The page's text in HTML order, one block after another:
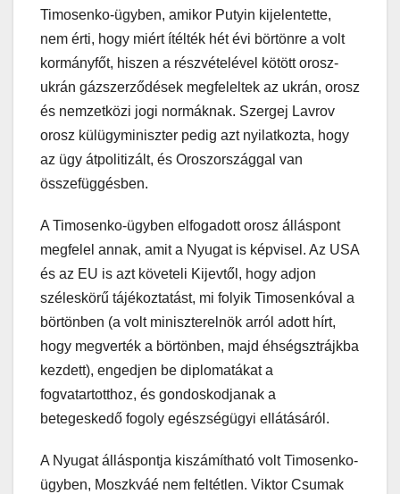
Timosenko-ügyben, amikor Putyin kijelentette,
nem érti, hogy miért ítélték hét évi börtönre a volt
kormányfőt, hiszen a részvételével kötött orosz-
ukrán gázszerződések megfeleltek az ukrán, orosz
és nemzetközi jogi normáknak. Szergej Lavrov
orosz külügyminiszter pedig azt nyilatkozta, hogy
az ügy átpolitizált, és Oroszországgal van
összefüggésben.
A Timosenko-ügyben elfogadott orosz álláspont
megfelel annak, amit a Nyugat is képvisel. Az USA
és az EU is azt követeli Kijevtől, hogy adjon
széleskörű tájékoztatást, mi folyik Timosenkóval a
börtönben (a volt miniszterelnök arról adott hírt,
hogy megverték a börtönben, majd éhségsztrájkba
kezdett), engedjen be diplomatákat a
fogvatartotthoz, és gondoskodjanak a
betegeskedő fogoly egészségügyi ellátásáról.
A Nyugat álláspontja kiszámítható volt Timosenko-
ügyben, Moszkváé nem feltétlen. Viktor Csumak